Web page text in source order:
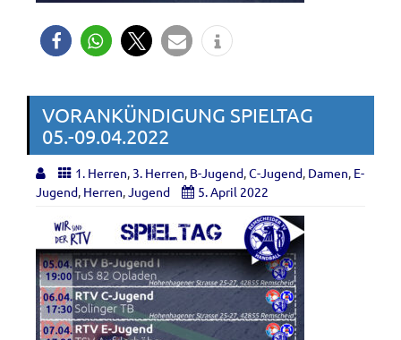
VORANKÜNDIGUNG SPIELTAG
05.-09.04.2022
1. Herren, 3. Herren, B-Jugend,C-Jugend, Damen, E-
Jugend, Herren,Jugend 5. April 2022